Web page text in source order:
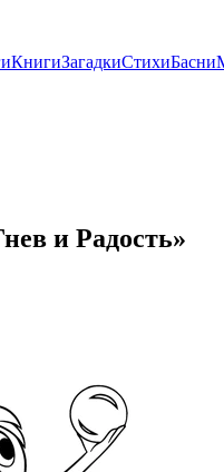
КнигиЗагадкиСтихиБасни
и Радость»